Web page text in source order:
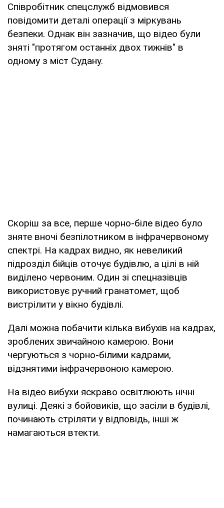
Співробітник спецслужб відмовився
повідомити деталі операції з міркувань
безпеки. Однак він зазначив, що відео були
зняті "протягом останніх двох тижнів" в
одному з міст Судану.
Скоріш за все, перше чорно-біле відео було
зняте вночі безпілотником в інфрачервоному
спектрі. На кадрах видно, як невеликий
підрозділ бійців оточує будівлю, а цілі в ній
виділено червоним. Один зі спецназівців
використовує ручний гранатомет, щоб
вистрілити у вікно будівлі.
Далі можна побачити кілька вибухів на кадрах,
зроблених звичайною камерою. Вони
чергуються з чорно-білими кадрами,
відзнятими інфрачервоною камерою.
На відео вибухи яскраво освітлюють нічні
вулиці. Деякі з бойовиків, що засіли в будівлі,
починають стріляти у відповідь, інші ж
намагаються втекти.